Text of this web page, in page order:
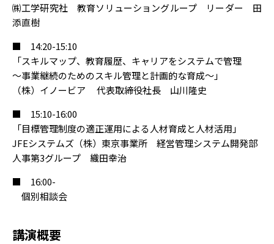
㈱工学研究社 教育ソリューショングループ リーダー 田
添直樹
■ 14:20-15:10
「スキルマップ、教育履歴、キャリアをシステムで管理
～事業継続のためのスキル管理と計画的な育成～」
（株）イノービア 代表取締役社長 山川隆史
■ 15:10-16:00
「目標管理制度の適正運用による人材育成と人材活用」
JFEシステムズ（株）東京事業所 経営管理システム開発部
人事第3グループ 織田幸治
■ 16:00-
個別相談会
講演概要